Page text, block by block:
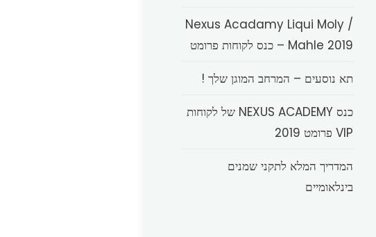
Nexus Acadamy Liqui Moly /
Mahle 2019 – כנס לקוחות פרומט
תא נוסעים – המרחב המוגן שלך !
כנס NEXUS ACADEMY של לקוחות
VIP פרומט 2019
המדריך המלא לתקני שמנים
בינלאומיים